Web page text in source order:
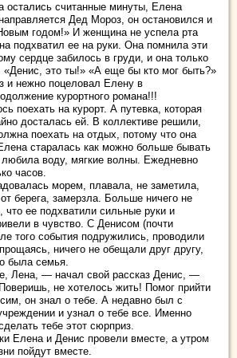
остались считанные минуты, Елена
Дед Мороз, он остановился и
годом!» И женщина не успела рта
подхватил ее на руки. Она помнила эти
сердце забилось в груди, и она только
«Денис, это ты!» «А еще бы кто мог быть?»
нежно поцеловал Елену в
курортного романа!!!
поехать на курорт. А путевка, которая
досталась ей. В коллективе решили,
поехать на отдых, потому что она
старалась как можно больше бывать
воду, мягкие волны. Ежедневно
часов.
морем, плавала, не заметила,
берега, замерзла. Больше ничего не
что ее подхватили сильные руки и
в чувство. С Денисом (почти
того события подружились, проводили
ничего не обещали друг другу,
была семья.
Лена, — начал свой рассказ Денис, —
не хотелось жить! Помог прийти
он знал о тебе. А недавно был с
и узнал о тебе все. Именно
тебе этот сюрприз.
Елена и Денис провели вместе, а утром
пойдут вместе.